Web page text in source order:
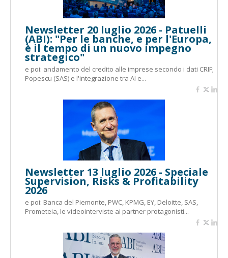
Newsletter 20 luglio 2026 - Patuelli
(ABI): "Per le banche, e per l'Europa,
è il tempo di un nuovo impegno
strategico"
e poi: andamento del credito alle imprese secondo i dati CRIF;
Popescu (SAS) e l'integrazione tra AI e...
Newsletter 13 luglio 2026 - Speciale
Supervision, Risks & Profitability
2026
e poi: Banca del Piemonte, PWC, KPMG, EY, Deloitte, SAS,
Prometeia, le videointerviste ai partner protagonisti...